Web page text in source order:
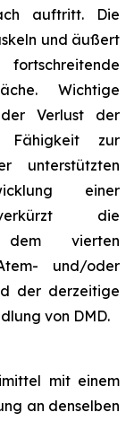
auftritt. Die
und äußert
Wichtige
Verlust der
Fähigkeit zur
unterstützten
einer
die
vierten
und/oder
der derzeitige
von DMD.
mit einem
an denselben